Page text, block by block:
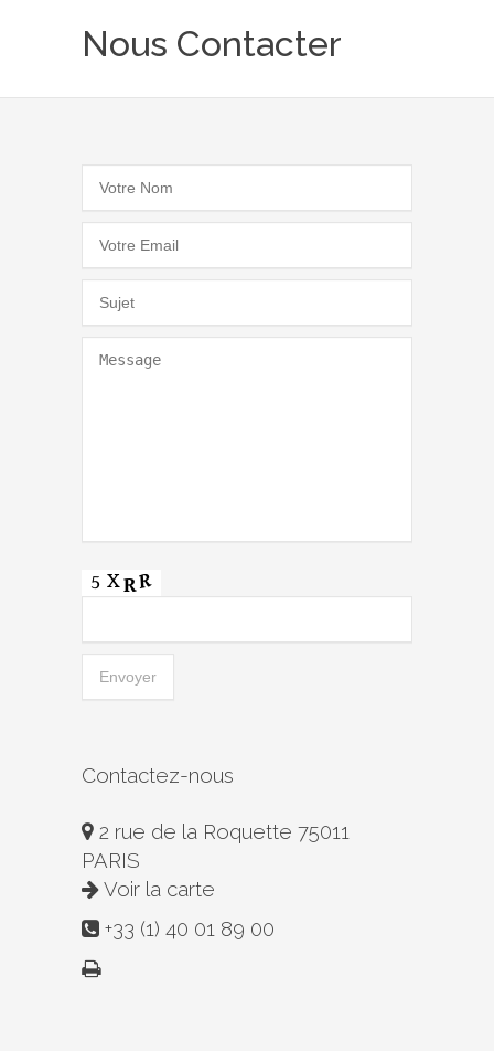
Nous Contacter
Contactez-nous
2 rue de la Roquette 75011
PARIS
Voir la carte
+33 (1) 40 01 89 00